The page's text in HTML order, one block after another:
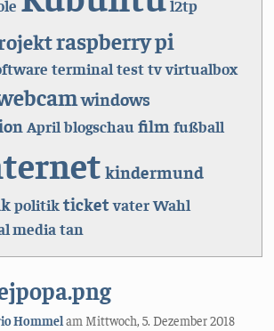
l2tp
raspberry pi
terminal testtvvirtualbox
windows
April blogschaufilm fußball
kindermund
politikticket vaterWahl
media tan
Hommelam Mittwoch, 5. Dezember 2018